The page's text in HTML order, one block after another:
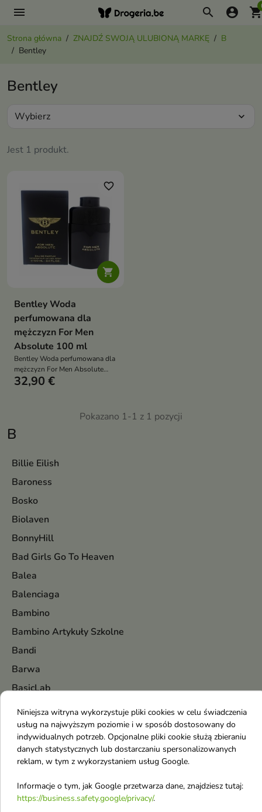
menu search account_circle
Strona główna ZNAJDŹ SWOJĄ ULUBIONĄ MARKĘ
B
Bentley
B
Billie Eilish
Baroness
Bosko
Biolaven
BonnyHill
Bad Girls Go To Heaven
Balea
Balenciaga
Bambino
Bambino Artykuły Szkolne
Bandi
Barwa
BasicLab
Baśka
Batiste
BE BIO Ewa Chodakowska
Beauty of Joseon
Bentley
Biała Perła
Bentley
Jest 1 produkt.
Wybierz expand_more

favorite_border
Bentley Woda
perfumowana dla
mężczyzn For Men
Absolute 100 ml
Bentley Woda perfumowana dla
mężczyzn For Men Absolute
100 ml
32,90 €
Pokazano 1-1 z 1 pozycji
Niniejsza witryna wykorzystuje pliki cookies w celu świadczenia
usług na najwyższym poziomie i w sposób dostosowany do
indywidualnych potrzeb. Opcjonalne pliki cookie służą zbieraniu
danych statystycznych lub dostarczaniu spersonalizowanych
reklam, w tym z wykorzystaniem usług Google.
Informacje o tym, jak Google przetwarza dane, znajdziesz tutaj:
https://business.safety.google/privacy/.